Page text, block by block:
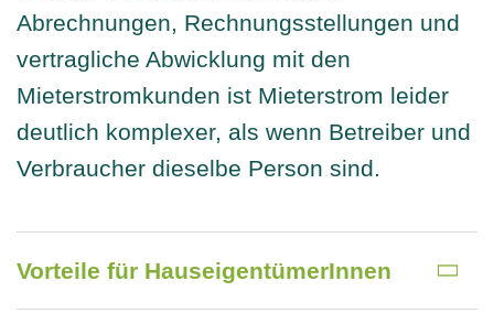
Abrechnungen, Rechnungsstellungen und
vertragliche Abwicklung mit den
Mieterstromkunden ist Mieterstrom leider
deutlich komplexer, als wenn Betreiber und
Verbraucher dieselbe Person sind.
Vorteile für HauseigentümerInnen